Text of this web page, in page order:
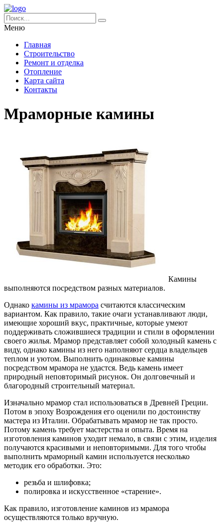
Меню
Главная
Строительство
Ремонт и отделка
Отопление
Карта сайта
Контакты
Мраморные камины
Камины
выполняются посредством разных материалов.
Однако камины из мрамора считаются классическим
вариантом. Как правило, такие очаги устанавливают люди,
имеющие хороший вкус, практичные, которые умеют
поддерживать сложившиеся традиции и стили в оформлении
своего жилья. Мрамор представляет собой холодный камень с
виду, однако камины из него наполняют сердца владельцев
теплом и уютом. Выполнить одинаковые камины
посредством мрамора не удастся. Ведь камень имеет
природный неповторимый рисунок. Он долговечный и
благородный строительный материал.
Изначально мрамор стал использоваться в Древней Греции.
Потом в эпоху Возрождения его оценили по достоинству
мастера из Италии. Обрабатывать мрамор не так просто.
Потому камень требует мастерства и опыта. Время на
изготовления каминов уходит немало, в связи с этим, изделия
получаются красивыми и неповторимыми. Для того чтобы
выполнить мраморный камин используется несколько
методик его обработки. Это:
резьба и шлифовка;
полировка и искусственное «старение».
Как правило, изготовление каминов из мрамора
осуществляются только вручную.